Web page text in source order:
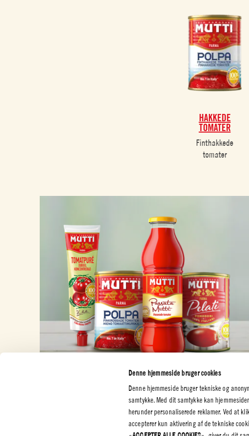
Denne hjemmeside bruger cookies
Denne hjemmeside bruger tekniske og
samtykke. Med dit samtykke kan
herunder personaliserede reklamer. Ved at
accepterer kun aktivering af de tekniske
HAKKEDE
TOMATER
Finthakkede
tomater
SELSKAB
JURIDISK OG